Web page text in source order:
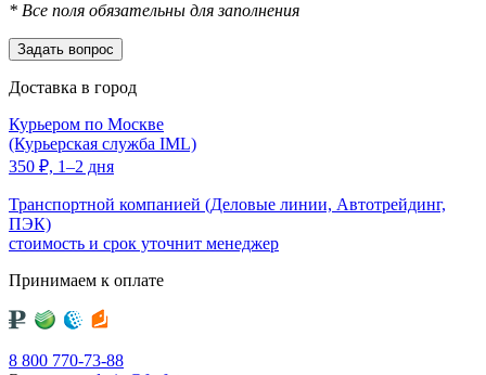
* Все поля обязательны для заполнения
Доставка в город
Курьером по Москве
(Курьерская служба IML)
350 ₽, 1–2 дня
Транспортной компанией (Деловые линии, Автотрейдинг,
ПЭК)
стоимость и срок уточнит менеджер
Принимаем к оплате
8 800 770-73-88